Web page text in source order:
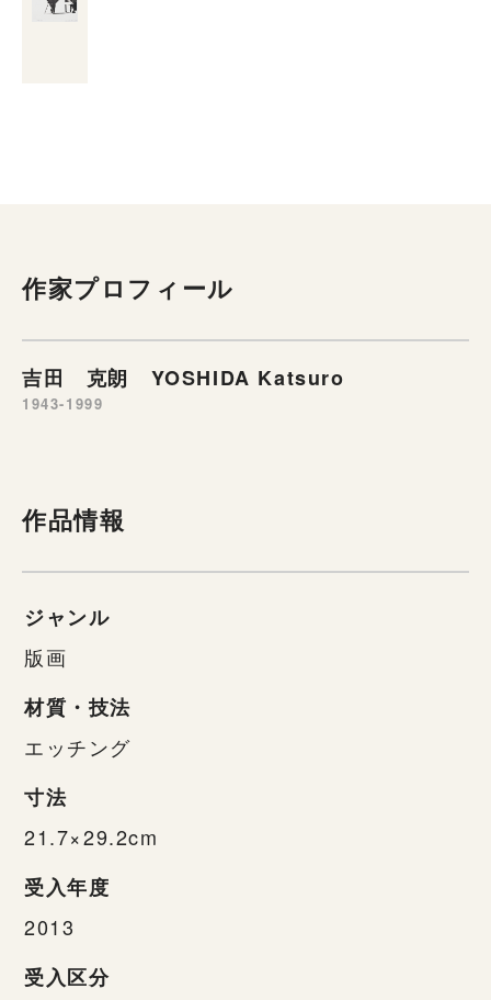
作家プロフィール
吉田 克朗 YOSHIDA Katsuro
1943-1999
作品情報
ジャンル
版画
材質・技法
エッチング
寸法
21.7×29.2cm
受入年度
2013
受入区分